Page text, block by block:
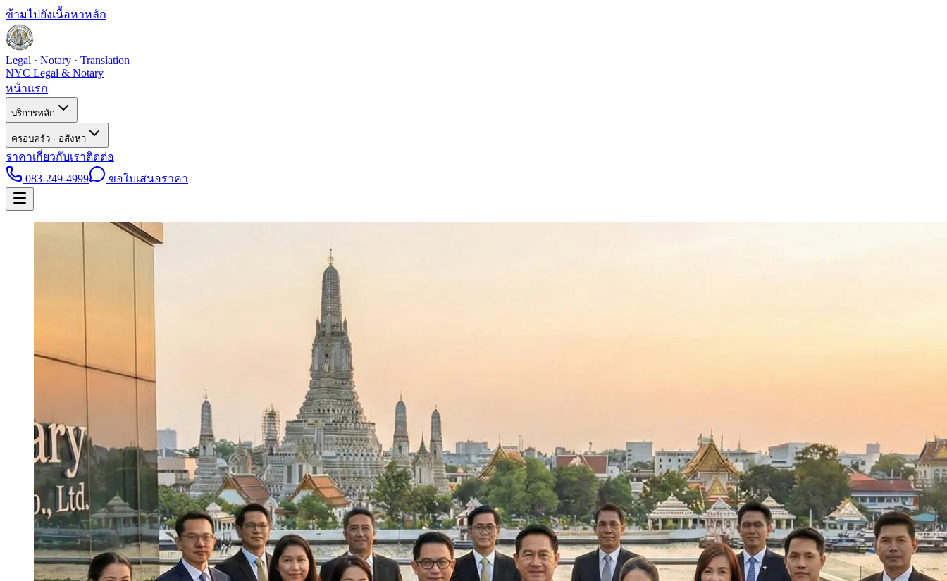
ข้ามไปยังเนื้อหาหลัก
Legal · Notary · Translation
NYC Legal & Notary
หน้าแรก
บริการหลัก
ครอบครัว · อสังหา
ราคาเกี่ยวกับเราติดต่อ
083-249-4999
ขอใบเสนอราคา